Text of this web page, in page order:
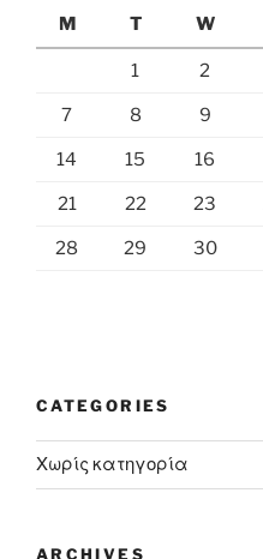
M
T W
1 2
7 8 9
14 15 16
21 22 23
28 29 30
CATEGORIES
Χωρίς κατηγορία
ARCHIVES